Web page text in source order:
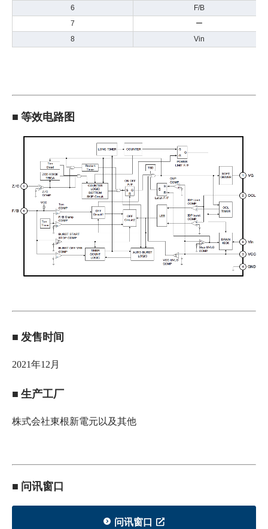
6
F/B
7
ー
8
Vin
■ 等效电路图
■ 发售时间
2021年12月
■ 生产工厂
株式会社東根新電元以及其他
■ 问讯窗口
问讯窗口